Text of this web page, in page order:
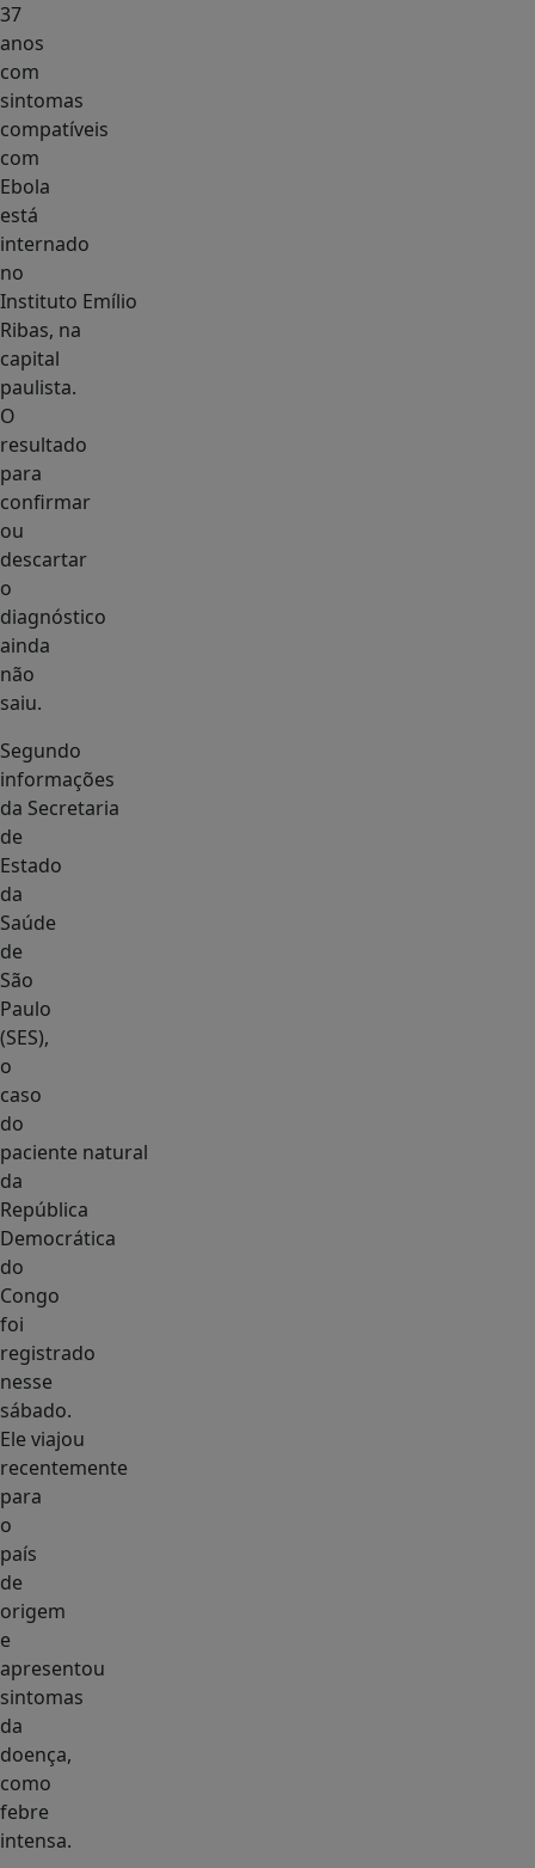
37
anos
com
sintomas
compatíveis
com
Ebola
está
internado
no
Instituto Emílio
Ribas, na
capital
paulista.
O
resultado
para
confirmar
ou
descartar
o
diagnóstico
ainda
não
saiu.
Segundo
informações
da Secretaria
de
Estado
da
Saúde
de
São
Paulo
(SES),
o
caso
do
paciente natural
da
República
Democrática
do
Congo
foi
registrado
nesse
sábado.
Ele viajou
recentemente
para
o
país
de
origem
e
apresentou
sintomas
da
doença,
como
febre
intensa.